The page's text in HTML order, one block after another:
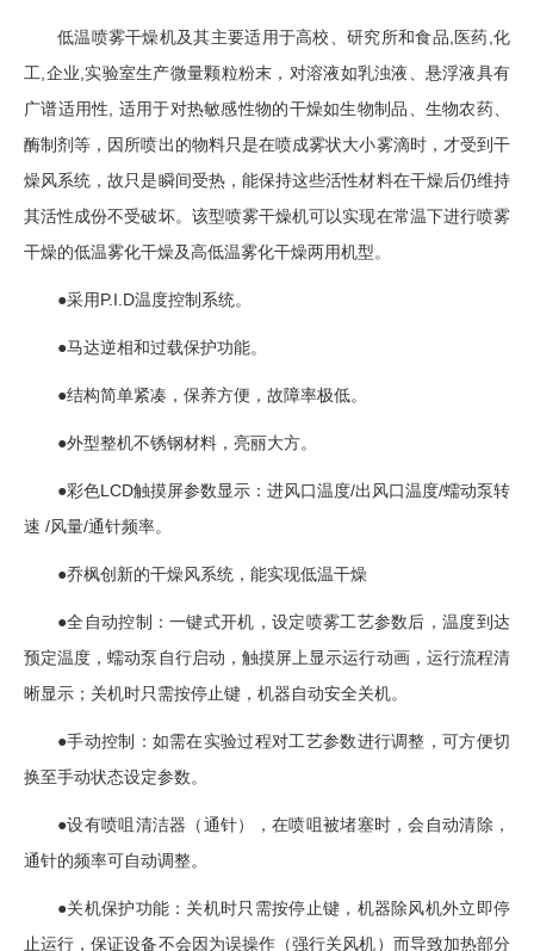
低温喷雾干燥机及其主要适用于高校、研究所和食品,医药,化
工,企业,实验室生产微量颗粒粉末，对溶液如乳浊液、悬浮液具有
广谱适用性, 适用于对热敏感性物的干燥如生物制品、生物农药、
酶制剂等，因所喷出的物料只是在喷成雾状大小雾滴时，才受到干
燥风系统，故只是瞬间受热，能保持这些活性材料在干燥后仍维持
其活性成份不受破坏。该型喷雾干燥机可以实现在常温下进行喷雾
干燥的低温雾化干燥及高低温雾化干燥两用机型。
●采用P.I.D温度控制系统。
●马达逆相和过载保护功能。
●结构简单紧凑，保养方便，故障率极低。
●外型整机不锈钢材料，亮丽大方。
●彩色LCD触摸屏参数显示：进风口温度/出风口温度/蠕动泵转
速 /风量/通针频率。
●乔枫创新的干燥风系统，能实现低温干燥
●全自动控制：一键式开机，设定喷雾工艺参数后，温度到达
预定温度，蠕动泵自行启动，触摸屏上显示运行动画，运行流程清
晰显示；关机时只需按停止键，机器自动安全关机。
●手动控制：如需在实验过程对工艺参数进行调整，可方便切
换至手动状态设定参数。
●设有喷咀清洁器（通针），在喷咀被堵塞时，会自动清除，
通针的频率可自动调整。
●关机保护功能：关机时只需按停止键，机器除风机外立即停
止运行，保证设备不会因为误操作（强行关风机）而导致加热部分